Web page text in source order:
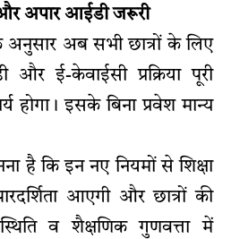
अपार आईडी जरूरी
अनुसार अब सभी छात्रों के लिए
और ई-केवाईसी प्रक्रिया पूरी
होगा। इसके बिना प्रवेश मान्य
है कि इन नए नियमों से शिक्षा
आएगी और छात्रों की
व शैक्षणिक गुणवत्ता में